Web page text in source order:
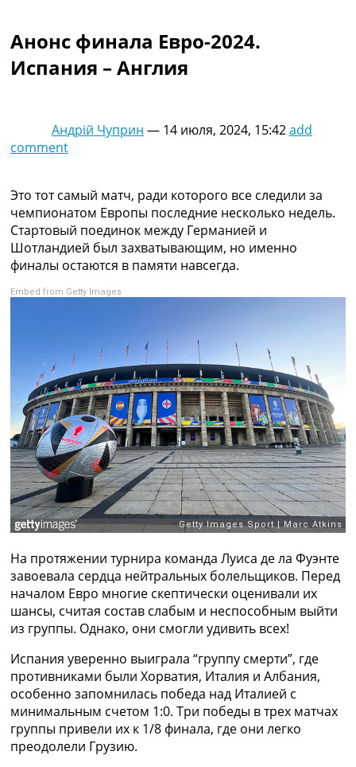
Турниры
Чемпионат Мира
Украина. Премьер-Лига
Испания. Ла Лига
Таблицы групп Чемпионата Мира
Украина. Премьер-Лига
Украина. Первая Лига
Лига Чемпионов. Таблицы групп
Англия. Премьер-Лига
Все таблицы >>>
Рейтинг клубов УЕФА
Рейтинг ФИФА
ТВ программа
RU
UA
Categories
Главная
Новости футбола
Видео
Новости футбола Украины
Последние комментарии
Конкурс прогнозов
Логин
Рейтинги
Правила
Коллективный прогноз
Турниры
Чемпионат Мира
Украина. Премьер-Лига
Украина. Первая Лига
Анонс финала Евро-2024.
Испания – Англия
Андрій Чуприн — 14 июля, 2024, 15:42add
comment
Это тот самый матч, ради которого все следили за
чемпионатом Европы последние несколько недель.
Стартовый поединок между Германией и
Шотландией был захватывающим, но именно
финалы остаются в памяти навсегда.
Embed from Getty Images
На протяжении турнира команда Луиса де ла Фуэнте
завоевала сердца нейтральных болельщиков. Перед
началом Евро многие скептически оценивали их
шансы, считая состав слабым и неспособным выйти
из группы. Однако, они смогли удивить всех!
Испания уверенно выиграла “группу смерти”, где
противниками были Хорватия, Италия и Албания,
особенно запомнилась победа над Италией с
минимальным счетом 1:0. Три победы в трех матчах
группы привели их к 1/8 финала, где они легко
преодолели Грузию.